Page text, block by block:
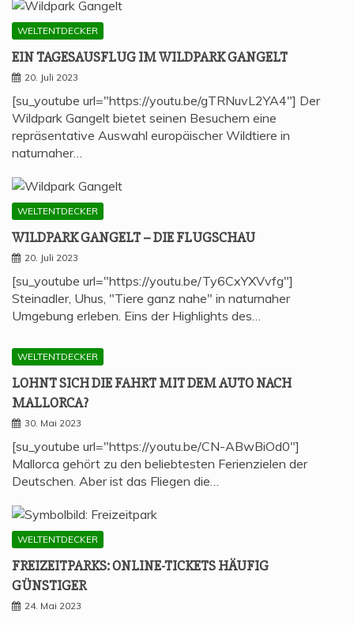
WELTENTDECKER
EIN TAGES­AUS­FLUG IM WILD­PARK GANGELT
20. Juli 2023
[su_youtube url="https://youtu.be/gTRNuvL2YA4"] Der
Wildpark Gangelt bietet seinen Besuchern eine
repräsentative Auswahl europäischer Wildtiere in
naturnaher…
WELTENTDECKER
WILD­PARK GAN­GELT – DIE FLUGSCHAU
20. Juli 2023
[su_youtube url="https://youtu.be/Ty6CxYXVvfg"]
Steinadler, Uhus, "Tiere ganz nahe" in naturnaher
Umgebung erleben. Eins der Highlights des…
WELTENTDECKER
LOHNT SICH DIE FAHRT MIT DEM AUTO NACH
MALLORCA?
30. Mai 2023
[su_youtube url="https://youtu.be/CN-ABwBiOd0"]
Mallorca gehört zu den beliebtesten Ferienzielen der
Deutschen. Aber ist das Fliegen die…
WELTENTDECKER
FREI­ZEIT­PARKS: ONLINE-TICKETS HÄU­FIG
GÜNSTIGER
24. Mai 2023